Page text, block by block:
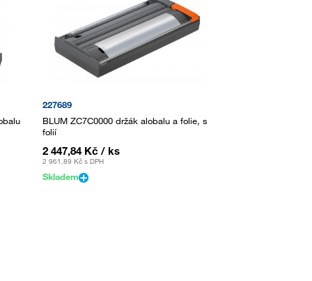
227689
BLUM ZC7C0000 držák alobalu a folie, s
folií
2 447,84 Kč / ks
2 961,89 Kč s DPH
Skladem